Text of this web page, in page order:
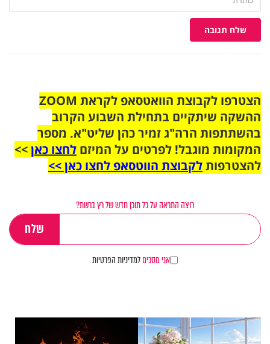
שלח תגובה
הצטרפו לקבוצת הוואטסאפ לקראת ZOOM
ההשקה שיתקיים בתחילת השבוע הקרוב
בהשתתפות הרה"ג זמיר כהן שליט"א. מספר
המקומות מוגבל! לפרטים על המיזם לחצו כאן>>
להצטרפותלקבוצת הווטסאפ לחצו כאן >>
רוצה התראה על כל תוכן חדש של רץ ברשת?
אני מסכיםלמדיניות הפרטיות